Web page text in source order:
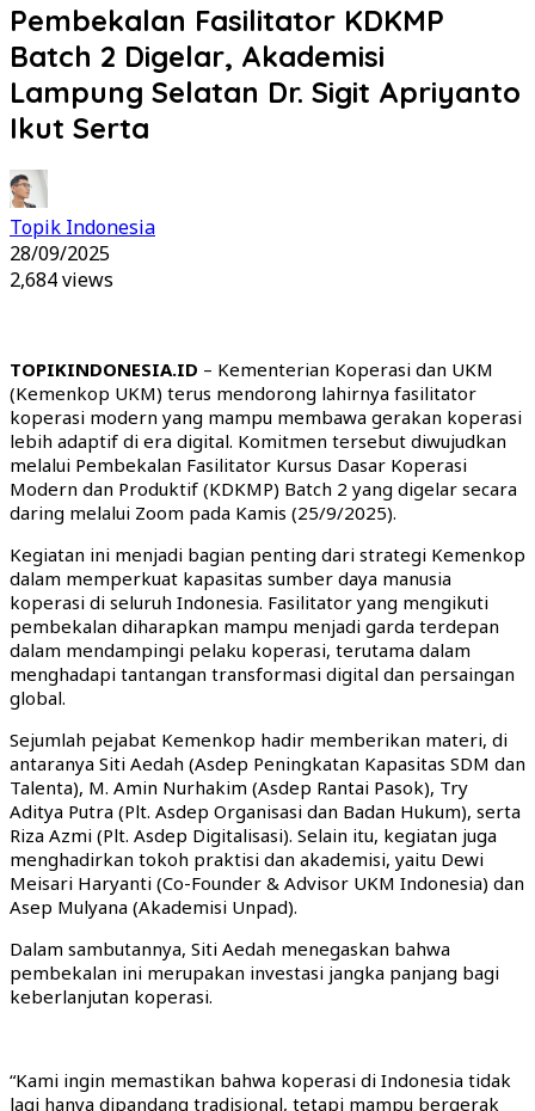
Pembekalan Fasilitator KDKMP
Batch 2 Digelar, Akademisi
Lampung Selatan Dr. Sigit Apriyanto
Ikut Serta
Topik Indonesia
28/09/2025
2,684 views
TOPIKINDONESIA.ID – Kementerian Koperasi dan UKM
(Kemenkop UKM) terus mendorong lahirnya fasilitator
koperasi modern yang mampu membawa gerakan koperasi
lebih adaptif di era digital. Komitmen tersebut diwujudkan
melalui Pembekalan Fasilitator Kursus Dasar Koperasi
Modern dan Produktif (KDKMP) Batch 2 yang digelar secara
daring melalui Zoom pada Kamis (25/9/2025).
Kegiatan ini menjadi bagian penting dari strategi Kemenkop
dalam memperkuat kapasitas sumber daya manusia
koperasi di seluruh Indonesia. Fasilitator yang mengikuti
pembekalan diharapkan mampu menjadi garda terdepan
dalam mendampingi pelaku koperasi, terutama dalam
menghadapi tantangan transformasi digital dan persaingan
global.
Sejumlah pejabat Kemenkop hadir memberikan materi, di
antaranya Siti Aedah (Asdep Peningkatan Kapasitas SDM dan
Talenta), M. Amin Nurhakim (Asdep Rantai Pasok), Try
Aditya Putra (Plt. Asdep Organisasi dan Badan Hukum), serta
Riza Azmi (Plt. Asdep Digitalisasi). Selain itu, kegiatan juga
menghadirkan tokoh praktisi dan akademisi, yaitu Dewi
Meisari Haryanti (Co-Founder & Advisor UKM Indonesia) dan
Asep Mulyana (Akademisi Unpad).
Dalam sambutannya, Siti Aedah menegaskan bahwa
pembekalan ini merupakan investasi jangka panjang bagi
keberlanjutan koperasi.
“Kami ingin memastikan bahwa koperasi di Indonesia tidak
lagi hanya dipandang tradisional, tetapi mampu bergerak